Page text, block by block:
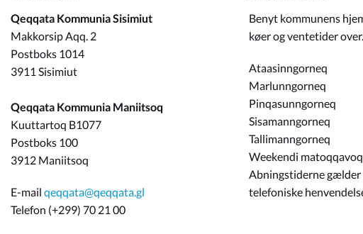
Qeqqata Kommunia Sisimiut
Makkorsip Aqq. 2
Postboks 1014
3911 Sisimiut
Qeqqata Kommunia Maniitsoq
Kuuttartoq B1077
Postboks 100
3912 Maniitsoq
E-mail qeqqata@qeqqata.gl
Telefon (+299) 70 21 00
Benyt kommunens
køer og ventetider over.
Ataasinngorneq
Marlunngorneq
Pinqasunngorneq
Sisamanngorneq
Tallimanngorneq
Weekendi matoqqavoq
Abningstiderne gælder
telefoniske